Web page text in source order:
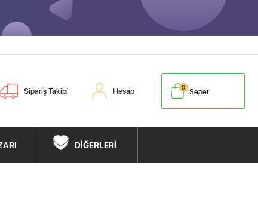
Sipariş Takibi Hesap Sepet
0
DİĞERLERİ